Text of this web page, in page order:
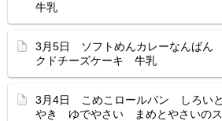
牛乳
3月5日 ソフトめんカレーなんば
クドチーズケーキ 牛乳
3月4日 こめこロールパン しろい
やき ゆでやさい まめとやさいの